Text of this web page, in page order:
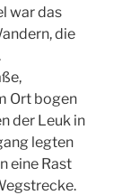
war das
die
Ort bogen
der Leuk in
legten
eine Rast